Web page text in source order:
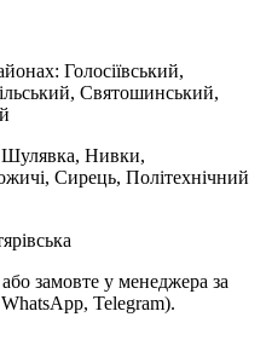
Голосіївський,
Святошинський,
Шулявка, Нивки,
Сирець, Політехнічний
замовте у менеджера за
Telegram).